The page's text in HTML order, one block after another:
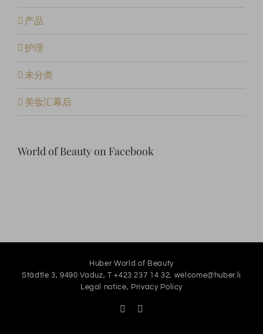
产品
护理
未分类
美妆汇幕后
World of Beauty on Facebook
Huber World of Beauty
Städtle 3, 9490 Vaduz, T +423 237 14 32, welcome@huber.li
Legal notice, Privacy Policy
Facebook